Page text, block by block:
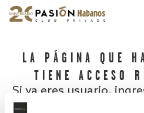
LA PÁGINA QUE
TIENE ACCESO
Si ya eres usuario,